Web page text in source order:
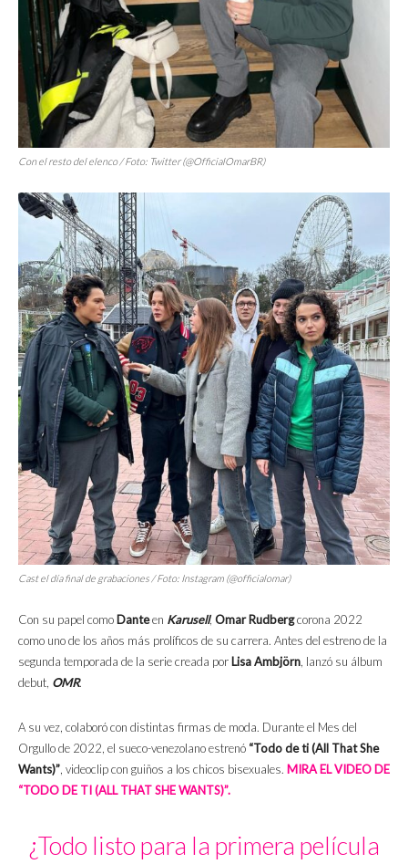
Con el resto del elenco / Foto: Twitter (@OfficialOmarBR)
Castel día final de grabaciones / Foto: Instagram (@officialomar)
Con su papel como Danteen Karusell, Omar Rudbergcorona 2022
como uno de los años más prolíficos de su carrera. Antes del estreno de la
segunda temporada de la serie creada por Lisa Ambjörn , lanzó su álbum
debut, OMR.
A su vez, colaboró con distintas firmas de moda. Durante el Mes del
Orgullo de 2022, el sueco-venezolano estrenó “Todo de ti (All That She
Wants)” , videoclip con guiños a los chicos bisexuales. MIRA EL VIDEO DE
“TODO DE TI (ALL THAT SHE WANTS)”.
¿Todo listo para la primera película